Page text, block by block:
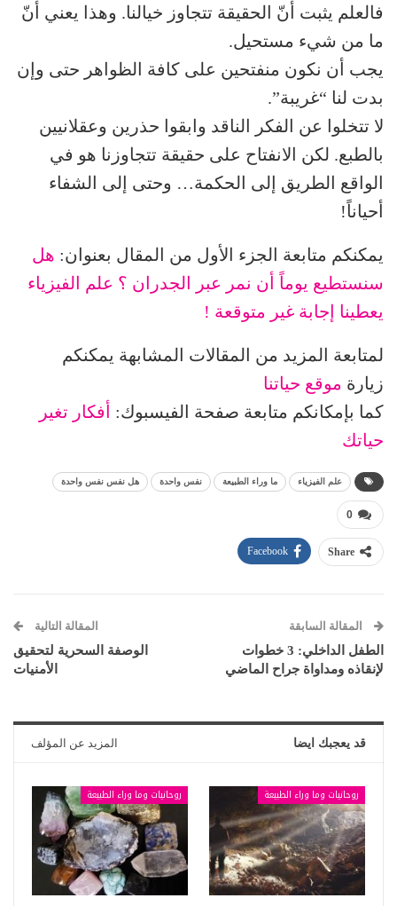
فالعلم يثبت أنّ الحقيقة تتجاوز خيالنا. وهذا يعني أنّ
ما من شيء مستحيل.
يجب أن نكون منفتحين على كافة الظواهر حتى وإن
بدت لنا “غريبة”.
لا تتخلوا عن الفكر الناقد وابقوا حذرين وعقلانيين
بالطبع. لكن الانفتاح على حقيقة تتجاوزنا هو في
الواقع الطريق إلى الحكمة… وحتى إلى الشفاء
أحياناً!
يمكنكم متابعة الجزء الأول من المقال بعنوان: هل
سنستطيع يوماً أن نمر عبر الجدران ؟ علم الفيزياء
يعطينا إجابة غير متوقعة !
لمتابعة المزيد من المقالات المشابهة يمكنكم
زيارة موقع حياتنا
كما بإمكانكم متابعة صفحة الفيسبوك:
أفكار تغير
حياتك
علم الفيزياء ما وراء الطبيعة نفس واحدة هل نفس نفس واحدة
0
Share
Facebook
المقالة السابقة
الطفل الداخلي: 3 خطوات
لإنقاذه ومداواة جراح الماضي
المقالة التالية
الوصفة السحرية لتحقيق
الأمنيات
قد يعجبك ايضا المزيد عن المؤلف
روحانيات وما وراء الطبيعة روحانيات وما وراء الطبيعة